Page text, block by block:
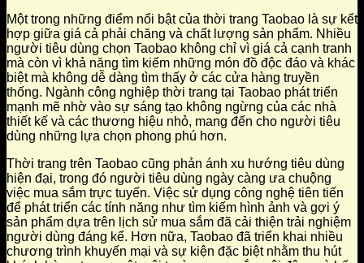
Một trong những điểm nổi bật của thời trang Taobao là sự kết
hợp giữa giá cả phải chăng và chất lượng sản phẩm. Nhiều
người tiêu dùng chọn Taobao không chỉ vì giá cả cạnh tranh
mà còn vì khả năng tìm kiếm những món đồ độc đáo và khác
biệt mà không dễ dàng tìm thấy ở các cửa hàng truyền
thống. Ngành công nghiệp thời trang tại Taobao phát triển
mạnh mẽ nhờ vào sự sáng tạo không ngừng của các nhà
thiết kế và các thương hiệu nhỏ, mang đến cho người tiêu
dùng những lựa chọn phong phú hơn.
Thời trang trên Taobao cũng phản ánh xu hướng tiêu dùng
hiện đại, trong đó người tiêu dùng ngày càng ưa chuộng
việc mua sắm trực tuyến. Việc sử dụng công nghệ tiên tiến
để phát triển các tính năng như tìm kiếm hình ảnh và gợi ý
sản phẩm dựa trên lịch sử mua sắm đã cải thiện trải nghiệm
người dùng đáng kể. Hơn nữa, Taobao đã triển khai nhiều
chương trình khuyến mại và sự kiện đặc biệt nhằm thu hút